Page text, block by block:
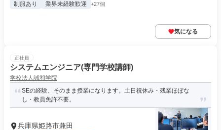
制服あり 業界未経験歓迎 +27個
気になる
正社員
システムエンジニア(専門学校講師)
学校法人誠和学院
SEの経験、そのまま授業になります。土日祝休み・残業ほぼな
し・教員免許不要。
兵庫県姫路市兼田